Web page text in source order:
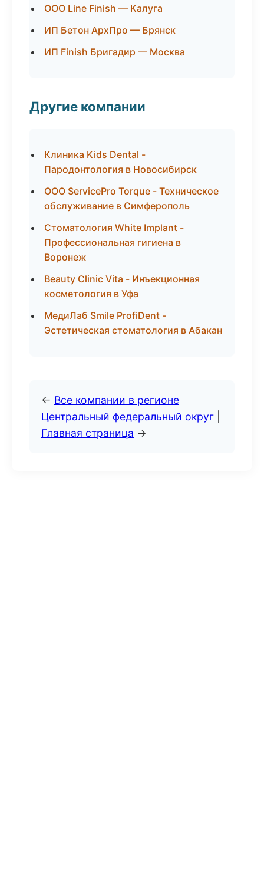
ООО Line Finish — Калуга
ИП Бетон АрхПро — Брянск
ИП Finish Бригадир — Москва
Другие компании
Клиника Kids Dental -
Пародонтология в Новосибирск
ООО ServicePro Torque - Техническое
обслуживание в Симферополь
Стоматология White Implant -
Профессиональная гигиена в
Воронеж
Beauty Clinic Vita - Инъекционная
косметология в Уфа
МедиЛаб Smile ProfiDent -
Эстетическая стоматология в Абакан
← Все компании в регионе
Центральный федеральный округ
Главная страница →